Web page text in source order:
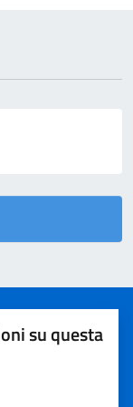
su questa